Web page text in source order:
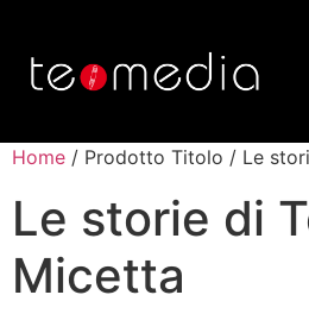
Home / Prodotto Titolo / Le
Le storie di
Micetta